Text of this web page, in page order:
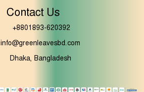
Contact Us
+8801893-620392
info@greenleavesbd.com
Dhaka, Bangladesh